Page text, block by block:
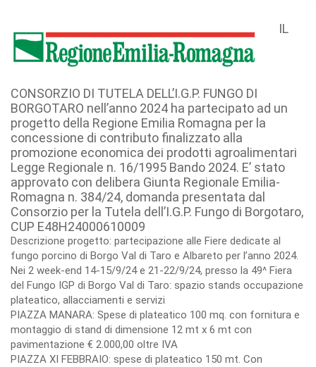
IL
CONSORZIO DI TUTELA DELL’I.G.P. FUNGO DI
BORGOTARO nell’anno 2024 ha partecipato ad un
progetto della Regione Emilia Romagna per la
concessione di contributo finalizzato alla
promozione economica dei prodotti agroalimentari
Legge Regionale n. 16/1995 Bando 2024. E’ stato
approvato con delibera Giunta Regionale Emilia-
Romagna n. 384/24, domanda presentata dal
Consorzio per la Tutela dell’I.G.P. Fungo di Borgotaro,
CUP E48H24000610009
Descrizione progetto: partecipazione alle Fiere dedicate al
fungo porcino di Borgo Val di Taro e Albareto per l’anno 2024.
Nei 2 week-end 14-15/9/24 e 21-22/9/24, presso la 49^ Fiera
del Fungo IGP di Borgo Val di Taro: spazio stands occupazione
plateatico, allacciamenti e servizi
PIAZZA MANARA: Spese di plateatico 100 mq. con fornitura e
montaggio di stand di dimensione 12 mt x 6 mt con
pavimentazione € 2.000,00 oltre IVA
PIAZZA XI FEBBRAIO: spese di plateatico 150 mt. Con